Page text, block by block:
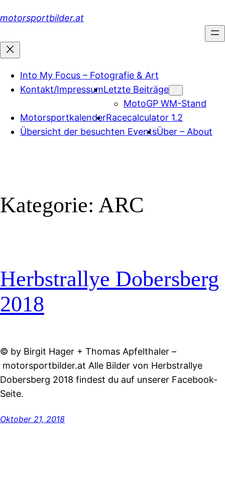
Inhalt
motorsportbilder.at
Into My Focus – Fotografie & Art
Kontakt/ImpressumLetzte Beiträge
MotoGP WM-Stand
MotorsportkalenderRacecalculator 1.2
Übersicht der besuchten EventsÜber – About
Kategorie: ARC
Herbstrallye Dobersberg
2018
© by Birgit Hager + Thomas Apfelthaler –
motorsportbilder.at Alle Bilder von Herbstrallye
Dobersberg 2018 findest du auf unserer Facebook-
Seite.
Oktober 21, 2018